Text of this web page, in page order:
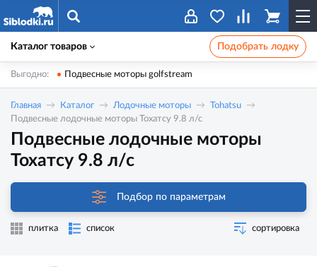
Каталог товаров Подобрать лодку
Выгодно: Подвесные моторы golfstream
Главная Каталог Лодочные моторы
Tohatsu
Подвесные лодочные моторы Тохатсу 9.8 л/с
Подвесные лодочные моторы
Тохатсу 9.8 л/с
Подбор по параметрам
плитка список сортировка